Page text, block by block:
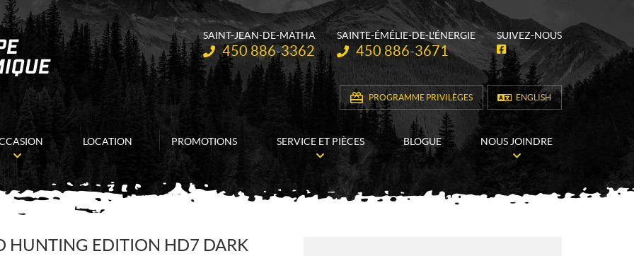
SAINT-JEAN-DE-MATHA
Téléphone :
450 886-3362
SAINTE-ÉMÉLIE-DE-L'ÉNERGIE
Téléphone :
450 886-3671
SUIVEZ-NOUS
F
a
c
e
b
o
o
PROGRAMME PRIVILÈGES ENGLISH
LOCATION PROMOTIONS SERVICE ET PIÈCES BLOGUE NOUS JOINDRE
HUNTING EDITION HD7 DARK